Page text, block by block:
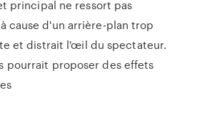
principal ne ressort pas
cause d'un arrière-plan trop
et distrait l'œil du spectateur.
pourrait proposer des effets